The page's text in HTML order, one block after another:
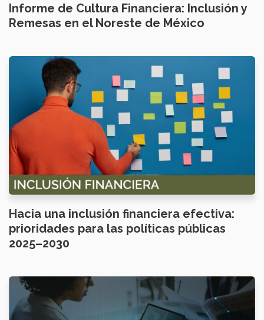
Informe de Cultura Financiera: Inclusión y
Remesas en el Noreste de México
Hacia una inclusión financiera efectiva:
prioridades para las políticas públicas
2025–2030